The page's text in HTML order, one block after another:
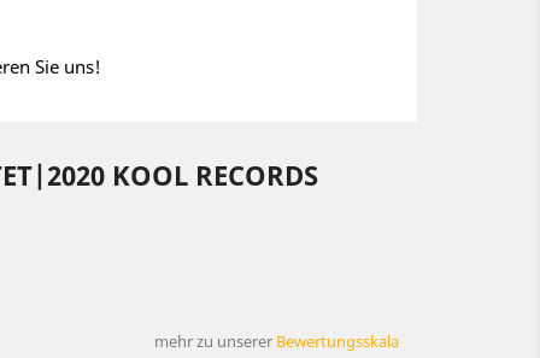
Sie uns!
KOOL RECORDS
mehr zu unserer Bewertungsskala